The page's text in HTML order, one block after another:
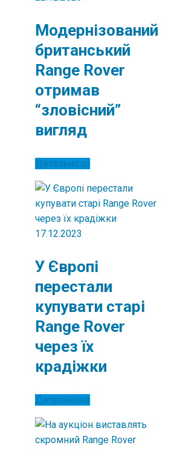
Модернізований
британський
Range Rover
отримав
“зловісний”
вигляд
Детальніше
17.12.2023
У Європі
перестали
купувати старі
Range Rover
через їх
крадіжки
Детальніше